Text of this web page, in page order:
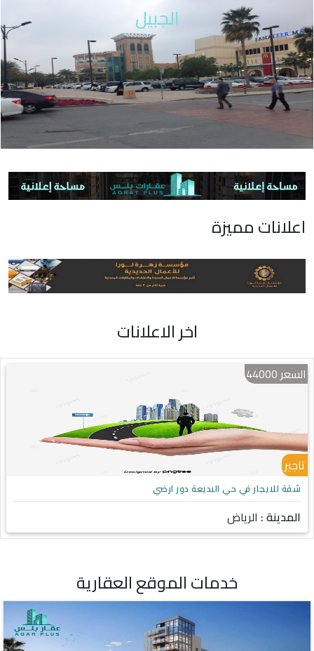
الجبيل
اعلانات مميزة
اخر الاعلانات
السعر44000
تاجير
شقة للايجار في حي البديعة دور ارضي
المدينة : الرياض
خدمات الموقع العقارية